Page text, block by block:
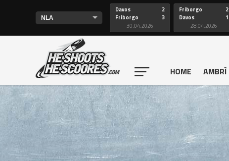
Davos
Friborgo
2
3
30.04.2026
Friborgo
Davos
2
1
28.04.2026
HOME AMBRÌ